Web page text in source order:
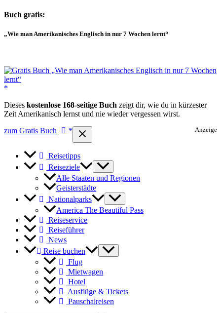
Buch gratis:
„Wie man Amerikanisches Englisch in nur 7 Wochen lernt“
Dieses kostenlose 168-seitige Buch zeigt dir, wie du in kürzester
Zeit Amerikanisch lernst und nie wieder vergessen wirst.
zum Gratis Buch
Anzeige
Reisetipps
Reiseziele
Alle Staaten und Regionen
Geisterstädte
Nationalparks
America The Beautiful Pass
Reiseservice
Reiseführer
News
Reise buchen
Flug
Mietwagen
Hotel
Ausflüge & Tickets
Pauschalreisen